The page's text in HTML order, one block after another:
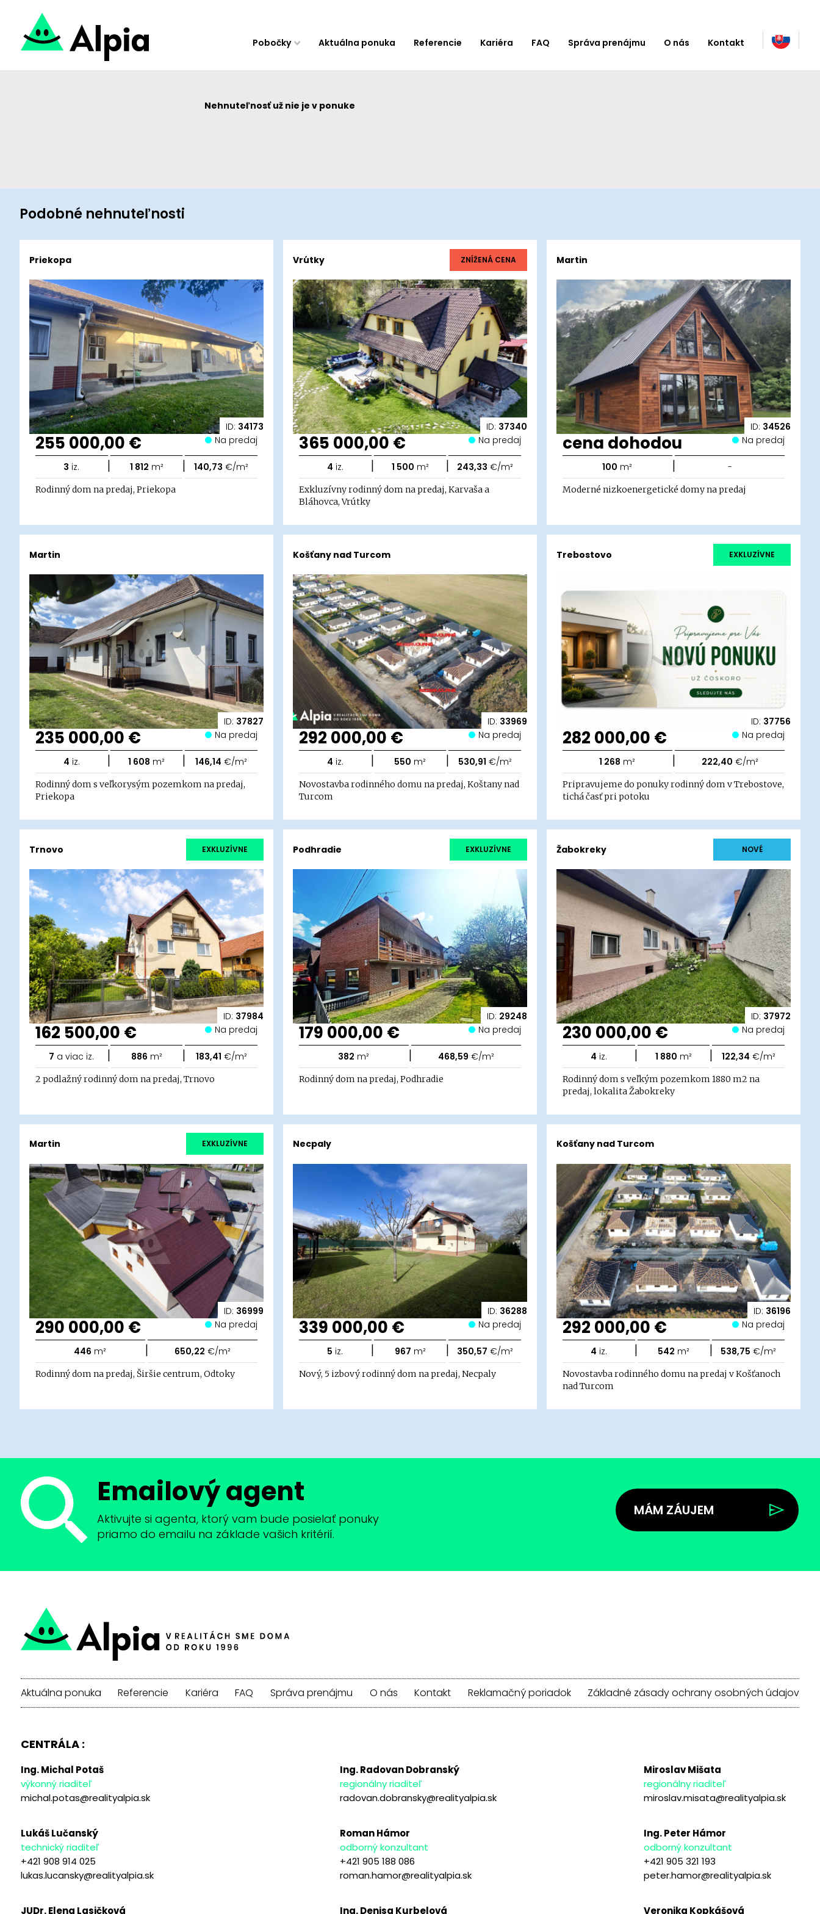
Pobočky Aktuálna ponuka Referencie Kariéra FAQ Správa prenájmu O nás Kontakt
Nehnuteľnosť už nie je v ponuke
Podobné nehnuteľnosti
ID: 34173
Priekopa
255 000,00 € Na predaj
3 iz. | 1 812 m² | 140,73 €/m²
Rodinný dom na predaj, Priekopa
ID: 37340
Vrútky ZNÍŽENÁ CENA
365 000,00 € Na predaj
4 iz. | 1 500 m² | 243,33 €/m²
Exkluzívny rodinný dom na predaj, Karvaša a
Bláhovca, Vrútky
ID: 34526
Martin
cena dohodou Na predaj
100 m² | -
Moderné nizkoenergetické domy na predaj
ID: 37827
Martin
235 000,00 € Na predaj
4 iz. | 1 608 m² | 146,14 €/m²
Rodinný dom s veľkorysým pozemkom na predaj,
Priekopa
ID: 33969
Košťany nad Turcom
292 000,00 € Na predaj
4 iz. | 550 m² | 530,91 €/m²
Novostavba rodinného domu na predaj, Koštany nad
Turcom
ID: 37756
Trebostovo EXKLUZÍVNE
282 000,00 € Na predaj
1 268 m² | 222,40 €/m²
Pripravujeme do ponuky rodinný dom v Trebostove,
tichá časť pri potoku
ID: 37984
Trnovo EXKLUZÍVNE
162 500,00 € Na predaj
7 a viac iz. | 886 m² | 183,41 €/m²
2 podlažný rodinný dom na predaj, Trnovo
ID: 29248
Podhradie EXKLUZÍVNE
179 000,00 € Na predaj
382 m² | 468,59 €/m²
Rodinný dom na predaj, Podhradie
ID: 37972
Žabokreky NOVÉ
230 000,00 € Na predaj
4 iz. | 1 880 m² | 122,34 €/m²
Rodinný dom s veľkým pozemkom 1880 m2 na
predaj, lokalita Žabokreky
ID: 36999
Martin EXKLUZÍVNE
290 000,00 € Na predaj
446 m² | 650,22 €/m²
Rodinný dom na predaj, Širšie centrum, Odtoky
ID: 36288
Necpaly
339 000,00 € Na predaj
5 iz. | 967 m² | 350,57 €/m²
Nový, 5 izbový rodinný dom na predaj, Necpaly
ID: 36196
Košťany nad Turcom
292 000,00 € Na predaj
4 iz. | 542 m² | 538,75 €/m²
Novostavba rodinného domu na predaj v Košťanoch
nad Turcom
Emailový agent
Aktivujte si agenta, ktorý vam bude posielať ponuky
priamo do emailu na základe vašich kritérií.
MÁM ZÁUJEM
Aktuálna ponuka Referencie Kariéra FAQ Správa prenájmu O nás Kontakt Reklamačný poriadok Základné zásady ochrany osobných údajov
CENTRÁLA :
Ing. Michal Potaš
výkonný riaditeľ
michal.potas@realityalpia.sk
Ing. Radovan Dobranský
regionálny riaditeľ
radovan.dobransky@realityalpia.sk
Miroslav Mišata
regionálny riaditeľ
miroslav.misata@realityalpia.sk
Lukáš Lučanský
technický riaditeľ
+421 908 914 025
lukas.lucansky@realityalpia.sk
Roman Hámor
odborný konzultant
+421 905 188 086
roman.hamor@realityalpia.sk
Ing. Peter Hámor
odborný konzultant
+421 905 321 193
peter.hamor@realityalpia.sk
JUDr. Elena Lasičková Ing. Denisa Kurbelová Veronika Kopkášová